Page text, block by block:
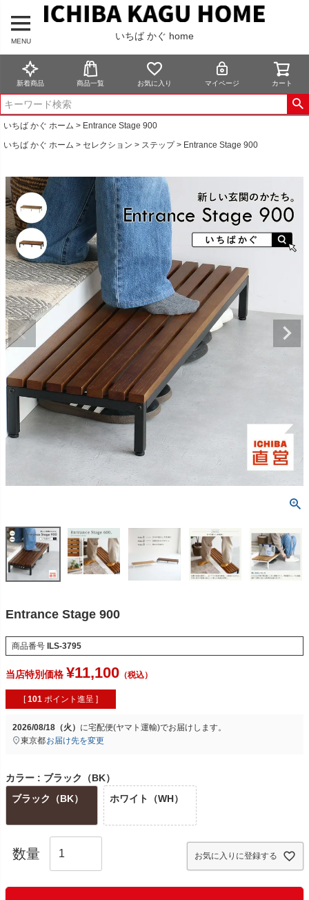
MENU いちば かぐ home
新着商品 商品一覧 お気に入り マイページ カート
いちば かぐ ホーム
Entrance Stage 900
いちば かぐ ホーム
セレクション ステップ Entrance Stage 900
Entrance Stage 900
商品番号 ILS-3795
当店特別価格 ¥11,100
[ 101 ポイント進呈 ]
2026/08/18（火） に宅配便(ヤマト運輸)でお届けします。
東京都お届け先を変更
カラー
ブラック（BK）
ブラック（BK）
ホワイト（WH）
お気に入りに登録する